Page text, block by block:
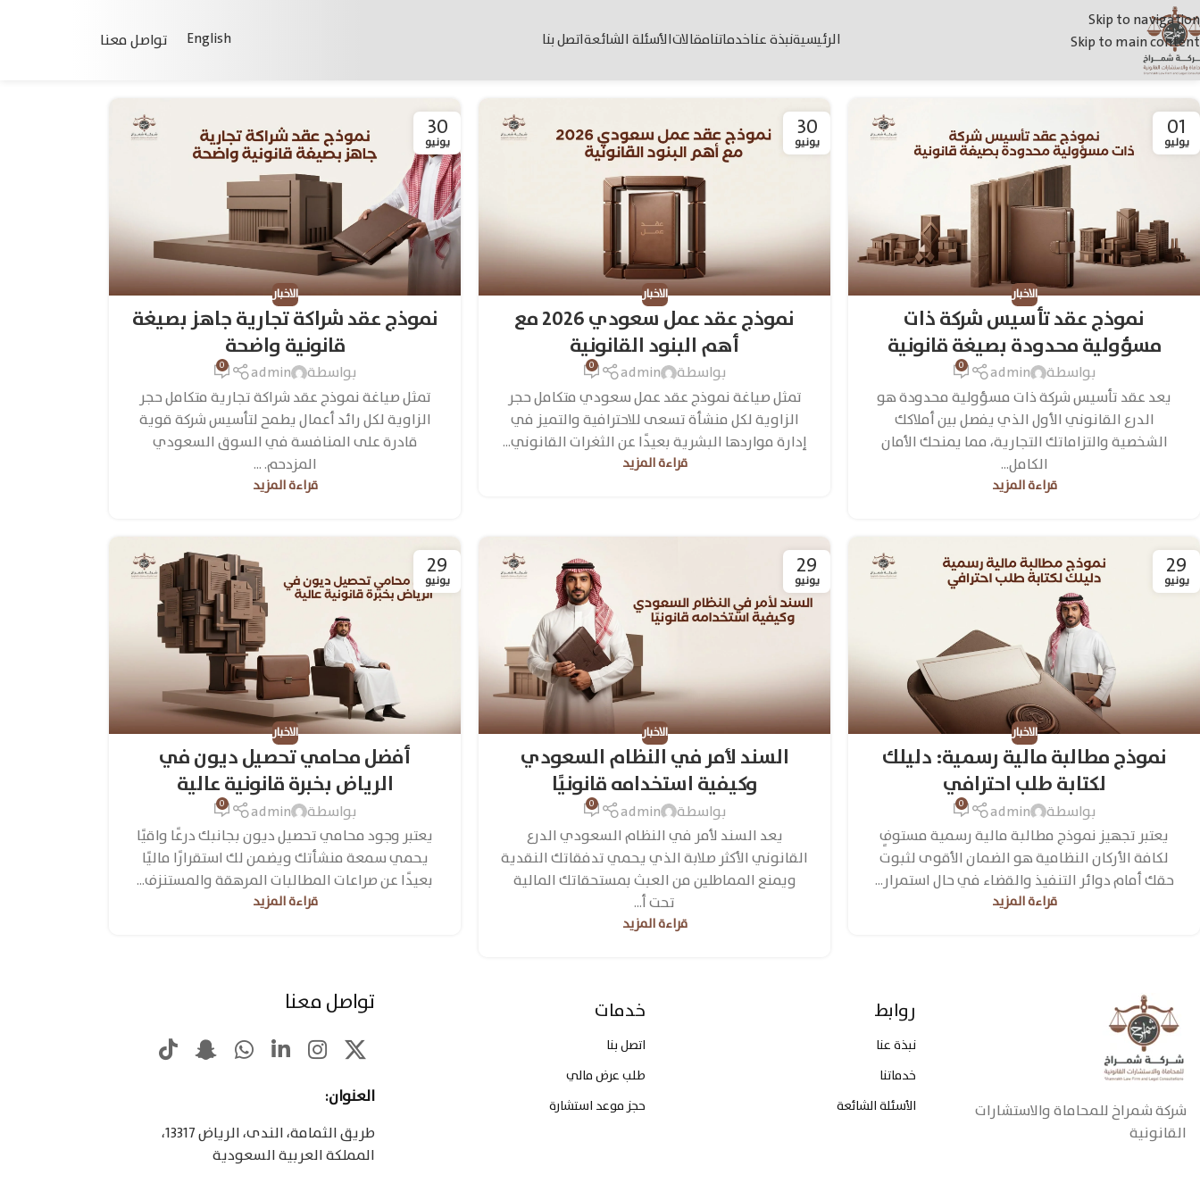
Skip to navigation
Skip to main content
الرئيسيةنبذة عناخدماتنامقالاتالأسئلة الشائعةاتصل بنا English تواصل معنا
01
يوليو
الاخبار
نموذج عقد تأسيس شركة ذات
مسؤولية محدودة بصيغة قانونية
بواسطة admin
0
يعد عقد تأسيس شركة ذات مسؤولية محدودة هو
الدرع القانوني الأول الذي يفصل بين أملاكك
الشخصية والتزاماتك التجارية، مما يمنحك الأمان
الكامل...
قراءة المزيد
30
يونيو
الاخبار
نموذج عقد عمل سعودي 2026 مع
أهم البنود القانونية
بواسطة admin
0
تمثل صياغة نموذج عقد عمل سعودي متكامل حجر
الزاوية لكل منشأة تسعى للاحترافية والتميز في
إدارة مواردها البشرية بعيدًا عن الثغرات القانوني...
قراءة المزيد
30
يونيو
الاخبار
نموذج عقد شراكة تجارية جاهز بصيغة
قانونية واضحة
بواسطة admin
0
تمثل صياغة نموذج عقد شراكة تجارية متكامل حجر
الزاوية لكل رائد أعمال يطمح لتأسيس شركة قوية
قادرة على المنافسة في السوق السعودي
المزدحم. ...
قراءة المزيد
29
يونيو
الاخبار
نموذج مطالبة مالية رسمية: دليلك
لكتابة طلب احترافي
بواسطة admin
0
يعتبر تجهيز نموذج مطالبة مالية رسمية مستوفٍ
لكافة الأركان النظامية هو الضمان الأقوى لثبوت
حقك أمام دوائر التنفيذ والقضاء في حال استمرار...
قراءة المزيد
29
يونيو
الاخبار
السند لأمر في النظام السعودي
وكيفية استخدامه قانونيًا
بواسطة admin
0
يعد السند لأمر في النظام السعودي الدرع
القانوني الأكثر صلابة الذي يحمي تدفقاتك النقدية
ويمنع المماطلين من العبث بمستحقاتك المالية
تحت أ...
قراءة المزيد
29
يونيو
الاخبار
أفضل محامي تحصيل ديون في
الرياض بخبرة قانونية عالية
بواسطة admin
0
يعتبر وجود محامي تحصيل ديون بجانبك درعًا واقيًا
يحمي سمعة منشأتك ويضمن لك استقرارًا ماليًا
بعيدًا عن صراعات المطالبات المرهقة والمستنزف...
قراءة المزيد
شركة شمراخ للمحاماة والاستشارات
القانونية
روابط
نبذة عنا
خدماتنا
الأسئلة الشائعة
خدمات
اتصل بنا
طلب عرض مالي
حجز موعد استشارة
تواصل معنا
العنوان:
طريق الثمامة، الندى، الرياض 13317،
المملكة العربية السعودية